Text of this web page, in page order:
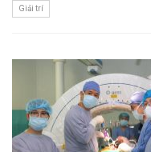
Giải trí